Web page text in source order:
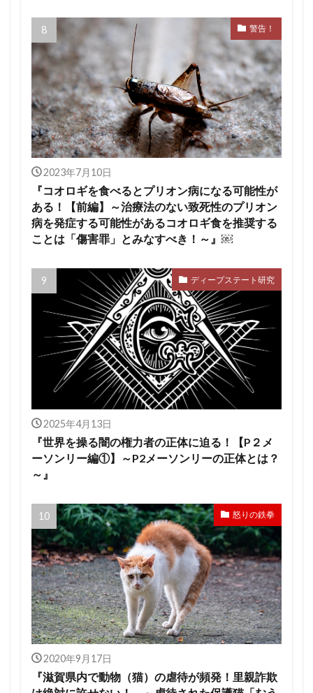
警告！
2023年7月10日
『コオロギを食べるとプリオン病になる可能性が
ある！【前編】～治療法のない致死性のプリオン
病を発症する可能性があるコオロギ食を推奨する
ことは「傷害罪」とみなすべき！～』￼
ディープステート研究
2025年4月13日
『世界を操る闇の権力者の正体に迫る！【P２メ
ーソンリー編①】～P2メーソンリーの正体とは？
～』
怒りの鉄拳
2020年9月17日
『滋賀県内で動物（猫）の虐待が頻発！里親詐欺